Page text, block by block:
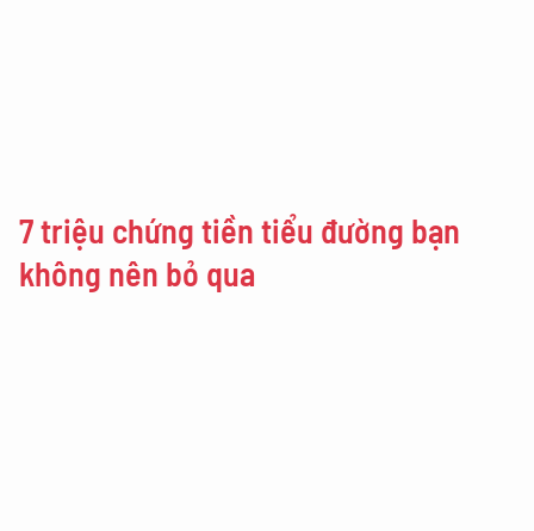
7 triệu chứng tiền tiểu đường bạn
không nên bỏ qua